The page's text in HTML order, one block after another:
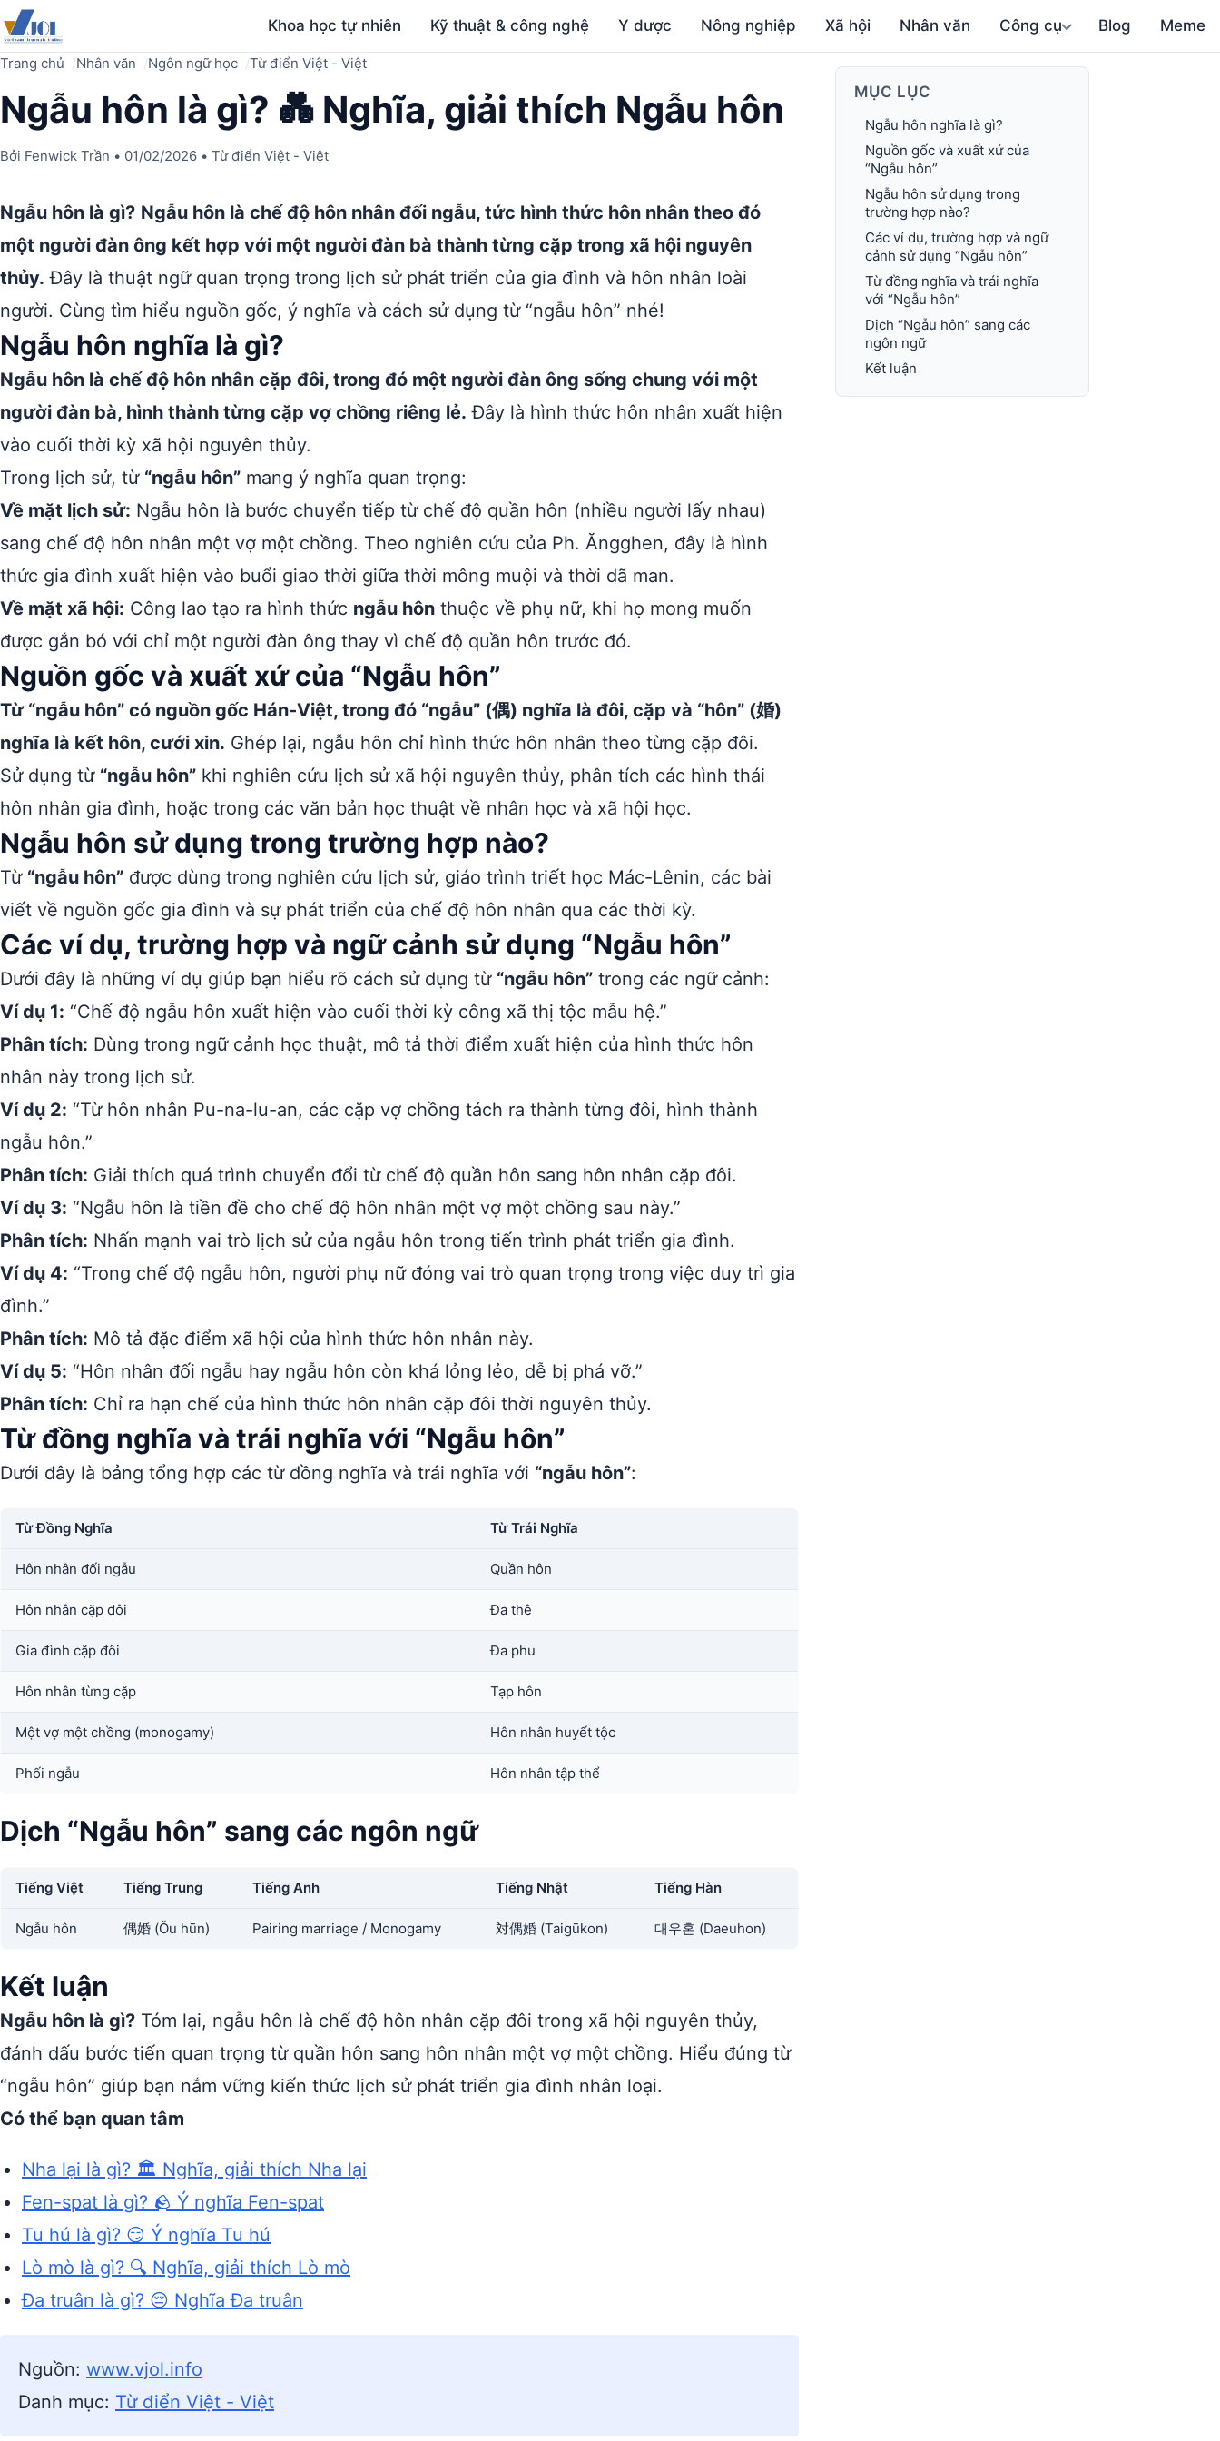
Khoa học tự nhiên Kỹ thuật & công nghệ Y dược Nông nghiệp Xã hội Nhân văn Công cụ Blog Meme
Trang chủ Nhân văn Ngôn ngữ học Từ điển Việt - Việt
Ngẫu hôn là gì? 💑 Nghĩa, giải thích Ngẫu hôn
Bởi Fenwick Trần • 01/02/2026 • Từ điển Việt - Việt
Ngẫu hôn là gì? Ngẫu hôn là chế độ hôn nhân đối ngẫu, tức hình thức hôn nhân theo đó
một người đàn ông kết hợp với một người đàn bà thành từng cặp trong xã hội nguyên
thủy. Đây là thuật ngữ quan trọng trong lịch sử phát triển của gia đình và hôn nhân loài
người. Cùng tìm hiểu nguồn gốc, ý nghĩa và cách sử dụng từ “ngẫu hôn” nhé!
Ngẫu hôn nghĩa là gì?
Ngẫu hôn là chế độ hôn nhân cặp đôi, trong đó một người đàn ông sống chung với một
người đàn bà, hình thành từng cặp vợ chồng riêng lẻ. Đây là hình thức hôn nhân xuất hiện
vào cuối thời kỳ xã hội nguyên thủy.
Trong lịch sử, từ “ngẫu hôn” mang ý nghĩa quan trọng:
Về mặt lịch sử: Ngẫu hôn là bước chuyển tiếp từ chế độ quần hôn (nhiều người lấy nhau)
sang chế độ hôn nhân một vợ một chồng. Theo nghiên cứu của Ph. Ăngghen, đây là hình
thức gia đình xuất hiện vào buổi giao thời giữa thời mông muội và thời dã man.
Về mặt xã hội: Công lao tạo ra hình thức ngẫu hôn thuộc về phụ nữ, khi họ mong muốn
được gắn bó với chỉ một người đàn ông thay vì chế độ quần hôn trước đó.
Nguồn gốc và xuất xứ của “Ngẫu hôn”
Từ “ngẫu hôn” có nguồn gốc Hán-Việt, trong đó “ngẫu” (偶) nghĩa là đôi, cặp và “hôn” (婚)
nghĩa là kết hôn, cưới xin. Ghép lại, ngẫu hôn chỉ hình thức hôn nhân theo từng cặp đôi.
Sử dụng từ “ngẫu hôn” khi nghiên cứu lịch sử xã hội nguyên thủy, phân tích các hình thái
hôn nhân gia đình, hoặc trong các văn bản học thuật về nhân học và xã hội học.
Ngẫu hôn sử dụng trong trường hợp nào?
Từ “ngẫu hôn” được dùng trong nghiên cứu lịch sử, giáo trình triết học Mác-Lênin, các bài
viết về nguồn gốc gia đình và sự phát triển của chế độ hôn nhân qua các thời kỳ.
Các ví dụ, trường hợp và ngữ cảnh sử dụng “Ngẫu hôn”
Dưới đây là những ví dụ giúp bạn hiểu rõ cách sử dụng từ “ngẫu hôn” trong các ngữ cảnh:
Ví dụ 1: “Chế độ ngẫu hôn xuất hiện vào cuối thời kỳ công xã thị tộc mẫu hệ.”
Phân tích: Dùng trong ngữ cảnh học thuật, mô tả thời điểm xuất hiện của hình thức hôn
nhân này trong lịch sử.
Ví dụ 2: “Từ hôn nhân Pu-na-lu-an, các cặp vợ chồng tách ra thành từng đôi, hình thành
ngẫu hôn.”
Phân tích: Giải thích quá trình chuyển đổi từ chế độ quần hôn sang hôn nhân cặp đôi.
Ví dụ 3: “Ngẫu hôn là tiền đề cho chế độ hôn nhân một vợ một chồng sau này.”
Phân tích: Nhấn mạnh vai trò lịch sử của ngẫu hôn trong tiến trình phát triển gia đình.
Ví dụ 4: “Trong chế độ ngẫu hôn, người phụ nữ đóng vai trò quan trọng trong việc duy trì gia
đình.”
Phân tích: Mô tả đặc điểm xã hội của hình thức hôn nhân này.
Ví dụ 5: “Hôn nhân đối ngẫu hay ngẫu hôn còn khá lỏng lẻo, dễ bị phá vỡ.”
Phân tích: Chỉ ra hạn chế của hình thức hôn nhân cặp đôi thời nguyên thủy.
Từ đồng nghĩa và trái nghĩa với “Ngẫu hôn”
Dưới đây là bảng tổng hợp các từ đồng nghĩa và trái nghĩa với “ngẫu hôn”:
Từ Đồng Nghĩa Từ Trái Nghĩa
Hôn nhân đối ngẫu Quần hôn
Hôn nhân cặp đôi Đa thê
Gia đình cặp đôi Đa phu
Hôn nhân từng cặp Tạp hôn
Một vợ một chồng (monogamy) Hôn nhân huyết tộc
Phối ngẫu Hôn nhân tập thể
Dịch “Ngẫu hôn” sang các ngôn ngữ
Tiếng Việt Tiếng Trung Tiếng Anh Tiếng Nhật Tiếng Hàn
Ngẫu hôn 偶婚 (Ǒu hūn) Pairing marriage / Monogamy 対偶婚 (Taigūkon) 대우혼 (Daeuhon)
Kết luận
Ngẫu hôn là gì? Tóm lại, ngẫu hôn là chế độ hôn nhân cặp đôi trong xã hội nguyên thủy,
đánh dấu bước tiến quan trọng từ quần hôn sang hôn nhân một vợ một chồng. Hiểu đúng từ
“ngẫu hôn” giúp bạn nắm vững kiến thức lịch sử phát triển gia đình nhân loại.
Có thể bạn quan tâm
Nha lại là gì? 🏛️ Nghĩa, giải thích Nha lại
Fen-spat là gì? 🪨 Ý nghĩa Fen-spat
Tu hú là gì? 😏 Ý nghĩa Tu hú
Lò mò là gì? 🔍 Nghĩa, giải thích Lò mò
Đa truân là gì? 😔 Nghĩa Đa truân
Nguồn: www.vjol.info
Danh mục: Từ điển Việt - Việt
MỤC LỤC
Ngẫu hôn nghĩa là gì?
Nguồn gốc và xuất xứ của
“Ngẫu hôn”
Ngẫu hôn sử dụng trong
trường hợp nào?
Các ví dụ, trường hợp và ngữ
cảnh sử dụng “Ngẫu hôn”
Từ đồng nghĩa và trái nghĩa
với “Ngẫu hôn”
Dịch “Ngẫu hôn” sang các
ngôn ngữ
Kết luận